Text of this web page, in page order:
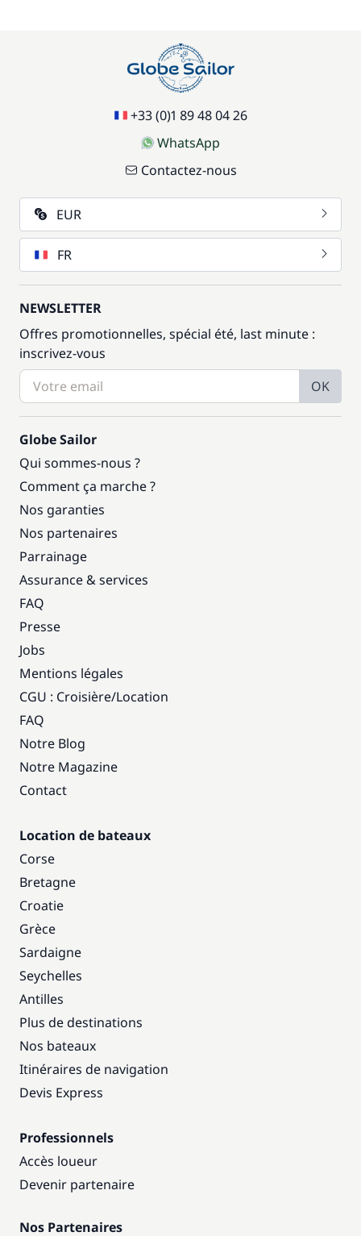
+33 (0)1 89 48 04 26
WhatsApp
Contactez-nous
EUR
FR
NEWSLETTER
Offres promotionnelles, spécial été, last minute :
inscrivez-vous
OK
Globe Sailor
Qui sommes-nous ?
Comment ça marche ?
Nos garanties
Nos partenaires
Parrainage
Assurance & services
FAQ
Presse
Jobs
Mentions légales
CGU : Croisière/Location
FAQ
Notre Blog
Notre Magazine
Contact
Location de bateaux
Corse
Bretagne
Croatie
Grèce
Sardaigne
Seychelles
Antilles
Plus de destinations
Nos bateaux
Itinéraires de navigation
Devis Express
Professionnels
Accès loueur
Devenir partenaire
Nos Partenaires